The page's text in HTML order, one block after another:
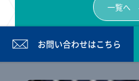
一覧へ
お問い合わせはこちら